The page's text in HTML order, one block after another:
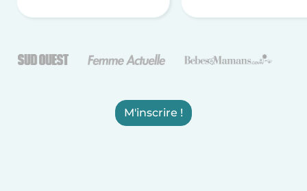
M'inscrire !